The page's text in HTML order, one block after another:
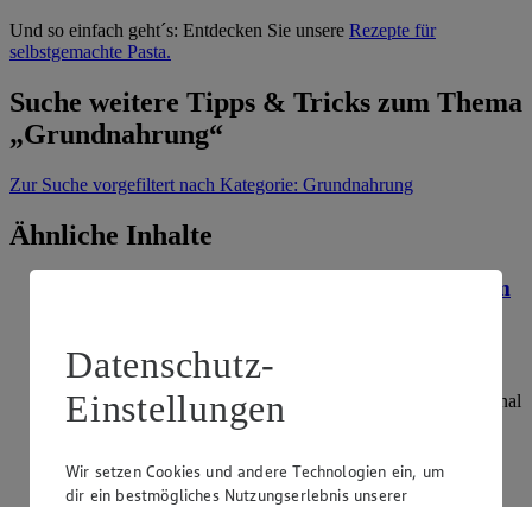
Und so einfach geht´s: Entdecken Sie unsere Rezepte für
selbstgemachte Pasta.
Suche weitere Tipps & Tricks zum Thema
„Grundnahrung“
Zur Suche vorgefiltert nach Kategorie: Grundnahrung
Ähnliche Inhalte
Nudelteig selber machen: So gelingt Pasta vom
Kategorie:Grundnahrung
Nudelteig gelingt mit Mehl, Eiern, Wasser und Salz – optional
auch ohne Ei für vegane Varianten. Hartweizengrieß,
Mit Nudelmaschine oder Teigroller lässt sich die Pasta
formen. Frischer Teig hä…
Datenschutz-
Einstellungen
Wir setzen Cookies und andere Technologien ein, um
dir ein bestmögliches Nutzungserlebnis unserer